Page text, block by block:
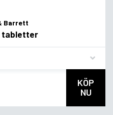
Barrett
tabletter
KÖP
NU